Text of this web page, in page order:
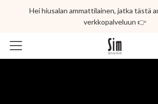
Hei hiusalan ammattilainen, jatka tästä
verkkopalveluun 👉